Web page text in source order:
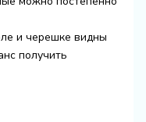
и черешке видны
получить